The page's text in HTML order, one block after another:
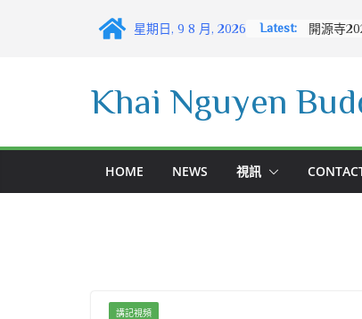
星期日, 9 8 月, 2026 Latest:
Khai Nguyen
HOME NEWS 視訊
講記視頻